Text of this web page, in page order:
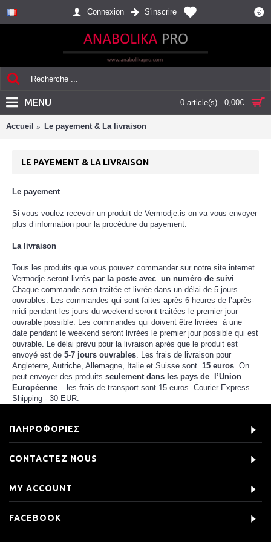
€
Connexion S'inscrire
0 article(s) - 0,00€
MENU
Accueil Le payement & La livraison
LE PAYEMENT & LA LIVRAISON
Le payement
Si vous voulez recevoir un produit de Vermodje.is on va vous envoyer
plus d’information pour la procédure du payement.
La livraison
Tous les produits que vous pouvez commander sur notre site internet
Vermodje seront livrés par la poste avec un numéro de suivi.
Chaque commande sera traitée et livrée dans un délai de 5 jours
ouvrables. Les commandes qui sont faites après 6 heures de l’après-
midi pendant les jours du weekend seront traitées le premier jour
ouvrable possible. Les commandes qui doivent être livrées à une
date pendant le weekend seront livrées le premier jour possible qui est
ouvrable. Le délai prévu pour la livraison après que le produit est
envoyé est de 5-7 jours ouvrables. Les frais de livraison pour
Angleterre, Autriche, Allemagne, Italie et Suisse sont 15 euros. On
peut envoyer des produits seulement dans les pays de l’Union
Européenne – les frais de transport sont 15 euros. Courier Express
Shipping - 30 EUR.
ΠΛΗΡΟΦΟΡΙΕΣ
CONTACTEZ NOUS
MY ACCOUNT
FACEBOOK